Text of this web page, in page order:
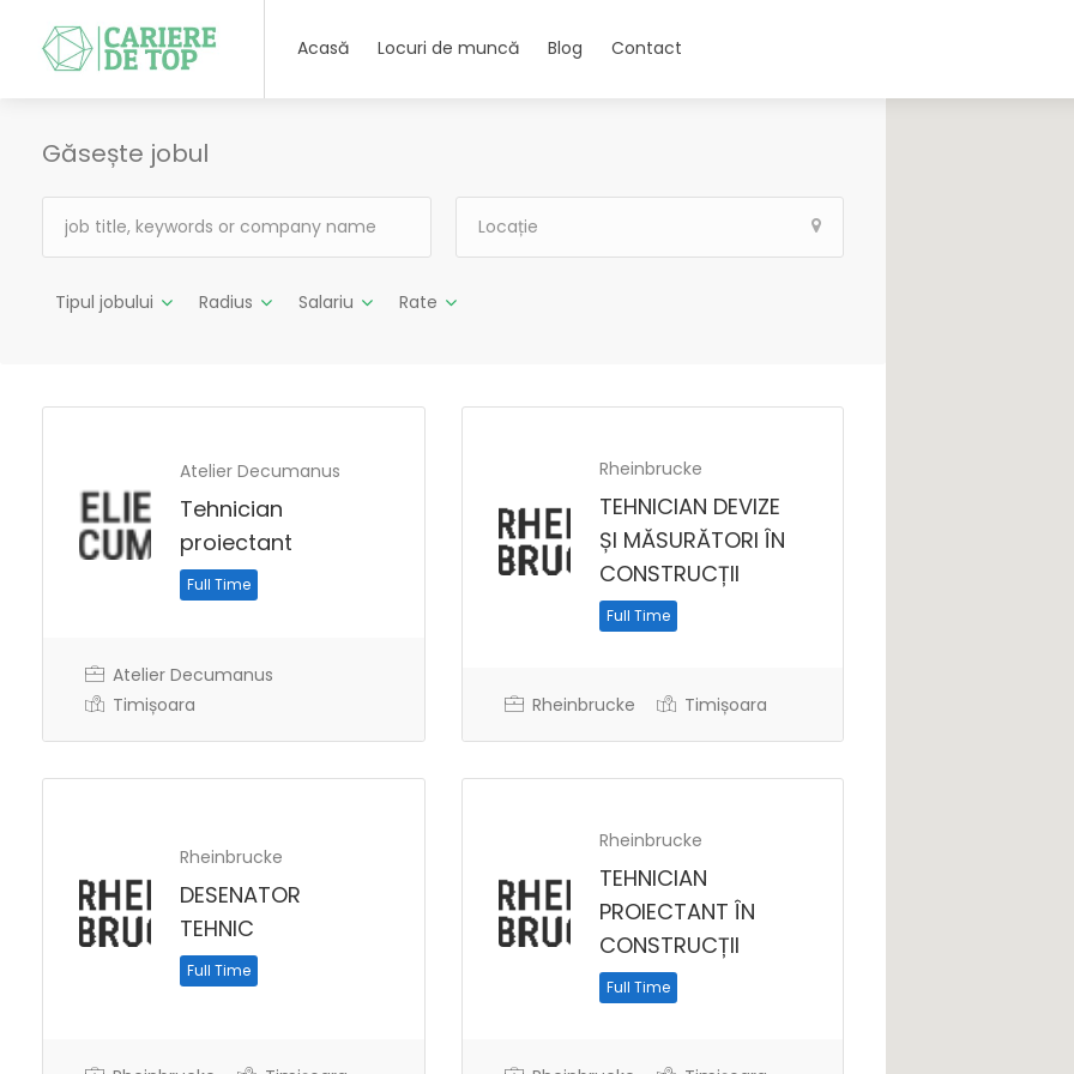
Acasă Locuri de muncă Blog Contact
Găsește jobul
Tipul jobului Radius Salariu Rate
Atelier Decumanus
Tehnician
proiectant
Full Time
Atelier Decumanus
Timișoara
Rheinbrucke
TEHNICIAN DEVIZE
ȘI MĂSURĂTORI ÎN
CONSTRUCȚII
Full Time
Rheinbrucke Timișoara
Rheinbrucke
DESENATOR
TEHNIC
Full Time
Rheinbrucke
TEHNICIAN
PROIECTANT ÎN
CONSTRUCȚII
Full Time